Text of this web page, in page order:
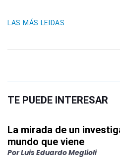
LAS MÁS LEIDAS
TE PUEDE INTERESAR
La mirada de un
mundo que viene
PorLuis Eduardo Meglioli